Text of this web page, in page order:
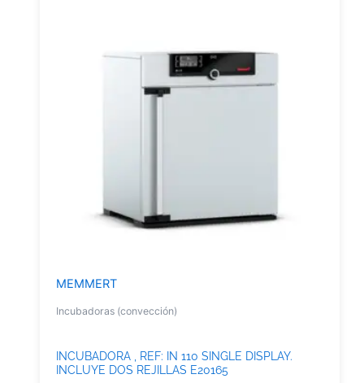
MEMMERT
Incubadoras (convección)
INCUBADORA , REF: IN 110 SINGLE DISPLAY.
INCLUYE DOS REJILLAS E20165